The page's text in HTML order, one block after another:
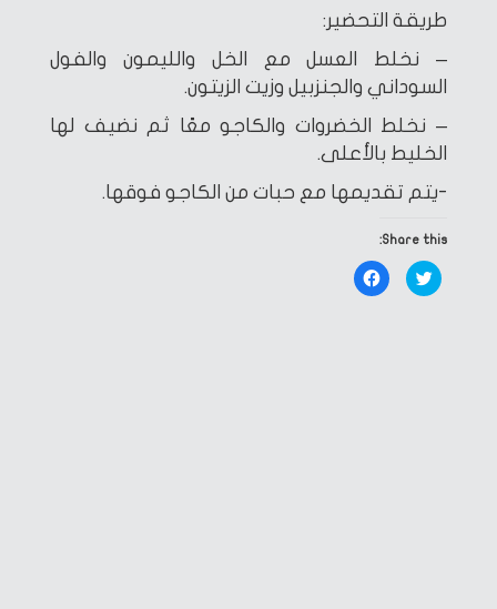
طريقة التحضير:
– نخلط العسل مع الخل والليمون والفول
السوداني والجنزبيل وزيت الزيتون.
– نخلط الخضروات والكاجو معًا ثم نضيف لها
الخليط بالأعلى.
-يتم تقديمها مع حبات من الكاجو فوقها.
Share this:
Click
to
share
Click
to